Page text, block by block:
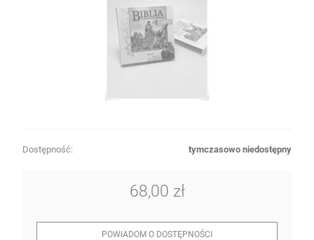
Dostępność: tymczasowo niedostępny
68,00 zł
POWIADOM O DOSTĘPNOŚCI